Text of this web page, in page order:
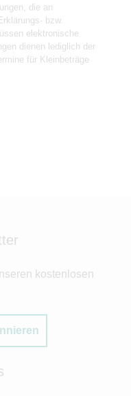
die an
bzw.
elektronische
dienen lediglich der
für Kleinbeträge
kostenlosen